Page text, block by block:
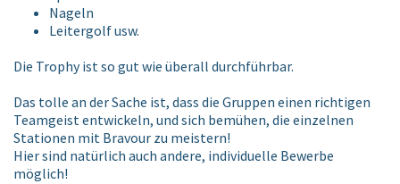
Nageln
Leitergolf usw.
Die Trophy ist so gut wie überall durchführbar.
Das tolle an der Sache ist, dass die Gruppen einen richtigen
Teamgeist entwickeln, und sich bemühen, die einzelnen
Stationen mit Bravour zu meistern!
Hier sind natürlich auch andere, individuelle Bewerbe
möglich!